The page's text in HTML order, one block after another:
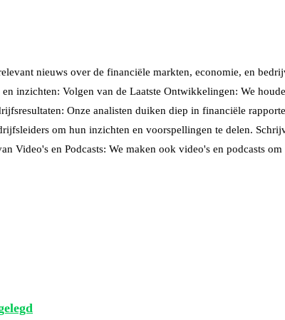
nieuws over de financiële markten, economie, en
inzichten: Volgen van de Laatste Ontwikkelingen: We
Onze analisten duiken diep in financiële
om hun inzichten en voorspellingen te delen.
Video's en Podcasts: We maken ook video's en podcasts